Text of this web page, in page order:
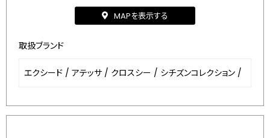
MAPを表示する
取扱ブランド
エクシード / アテッサ / クロスシー / シチズンコレクション /